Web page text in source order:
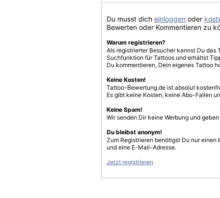
Du musst dich einloggen oder
Bewerten oder Kommentieren zu
Warum registrieren?
Als registrierter Besucher kannst Du
Suchfunktion für Tattoos und erhältst
Du kommentieren, Dein eigenes Tattoo
Keine Kosten!
Tattoo-Bewertung.de ist absolut
Es gibt keine Kosten, keine Abo-Fallen
Keine Spam!
Wir senden Dir keine Werbung und
Du bleibst anonym!
Zum Registrieren benötigst Du nur einen
und eine E-Mail-Adresse.
Jetzt registrieren